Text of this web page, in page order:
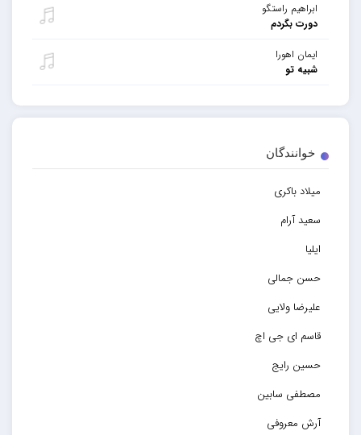
ابراهیم راستگو
دورت بگردم
ایمان اهورا
شبیه تو
خوانندگان
میلاد باکری
سعید آرام
ایلیا
حسن جمالی
علیرضا ولایی
قاسم ای جی اچ
حسین رایج
مصطفی سابین
آرش معروفی